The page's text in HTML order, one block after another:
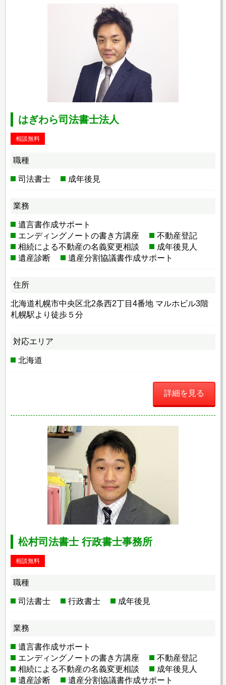
はぎわら司法書士法人
相談無料
職種
司法書士 成年後見
業務
遺言書作成サポート
エンディングノートの書き方講座
不動産登記
相続による不動産の名義変更相談
成年後見人
遺産診断
遺産分割協議書作成サポート
住所
北海道札幌市中央区北2条西2丁目4番地 マルホビル3階
札幌駅より徒歩５分
対応エリア
北海道
詳細を見る
松村司法書士 行政書士事務所
相談無料
職種
司法書士 行政書士 成年後見
業務
遺言書作成サポート
エンディングノートの書き方講座
不動産登記
相続による不動産の名義変更相談
成年後見人
遺産診断
遺産分割協議書作成サポート